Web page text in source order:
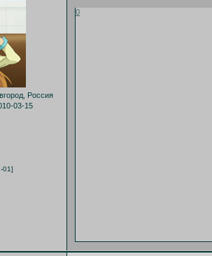
Россия
03-15
01]
0